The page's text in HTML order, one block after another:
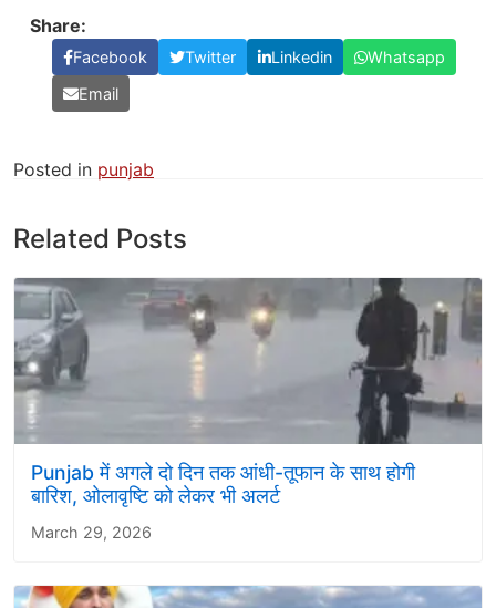
Share:
Facebook Twitter Linkedin
Whatsapp
Email
Posted in punjab
Related Posts
Punjab में अगले दो दिन तक आंधी-तूफान के साथ होगी
बारिश, ओलावृष्टि को लेकर भी अलर्ट
March 29, 2026